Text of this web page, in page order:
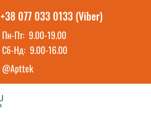
+38 077 033 0133 (Viber)
Пн-Пт: 9.00-19.00
Сб-Нд: 9.00-16.00
@Apttek